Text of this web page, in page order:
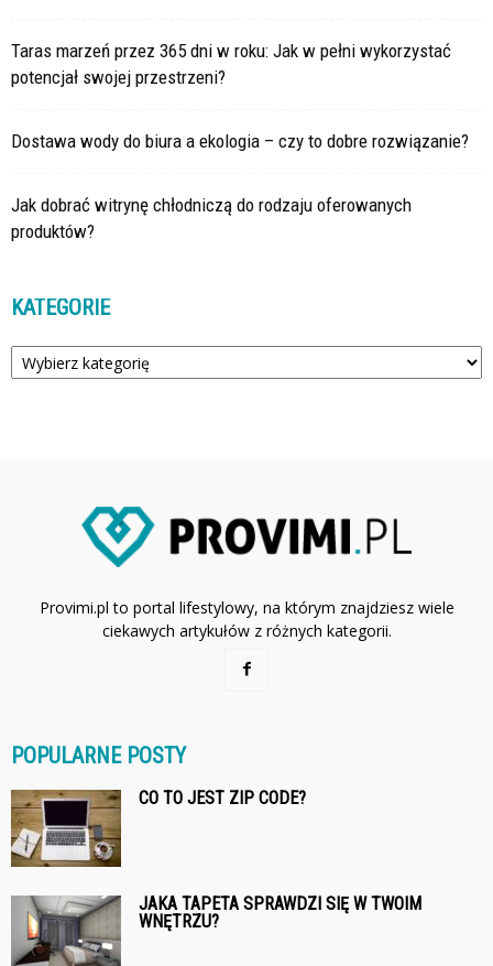
Taras marzeń przez 365 dni w roku: Jak w pełni wykorzystać
potencjał swojej przestrzeni?
Dostawa wody do biura a ekologia – czy to dobre rozwiązanie?
Jak dobrać witrynę chłodniczą do rodzaju oferowanych
produktów?
KATEGORIE
Kategorie
Provimi.pl to portal lifestylowy, na którym znajdziesz wiele
ciekawych artykułów z różnych kategorii.
POPULARNE POSTY
CO TO JEST ZIP CODE?
JAKA TAPETA SPRAWDZI SIĘ W TWOIM
WNĘTRZU?